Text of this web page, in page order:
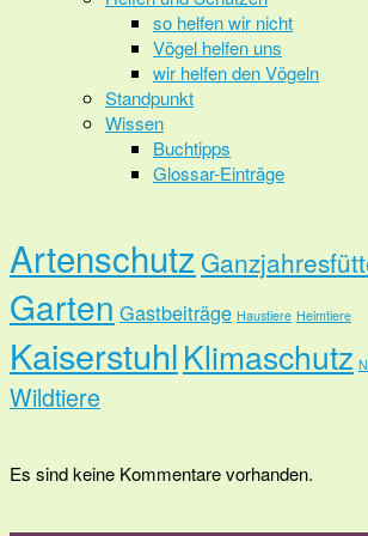
so helfen wir nicht
Vögel helfen uns
wir helfen den Vögeln
Standpunkt
Wissen
Buchtipps
Glossar-Einträge
Artenschutz
Garten Gastbeiträge Haustiere Heimtiere
KaiserstuhlKlimaschutz
Wildtiere
Es sind keine Kommentare vorhanden.